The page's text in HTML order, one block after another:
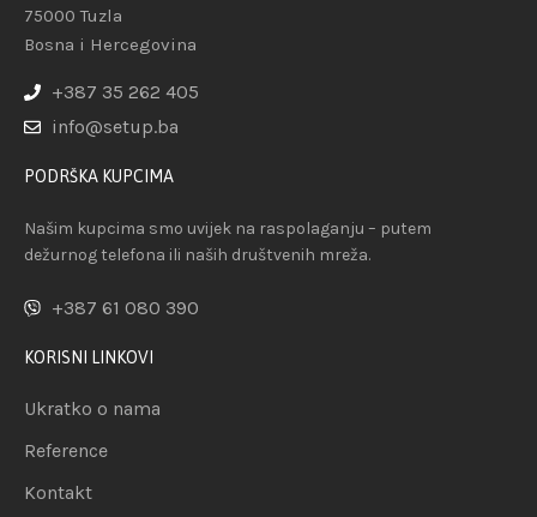
75000 Tuzla
Bosna i Hercegovina
+387 35 262 405
info@setup.ba
PODRŠKA KUPCIMA
Našim kupcima smo uvijek na raspolaganju – putem
dežurnog telefona ili naših društvenih mreža.
+387 61 080 390
KORISNI LINKOVI
Ukratko o nama
Reference
Kontakt